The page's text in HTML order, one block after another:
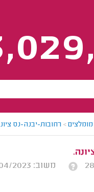
מומלצים> רחובות-יבנה-נס
משוב: 30/04/2023